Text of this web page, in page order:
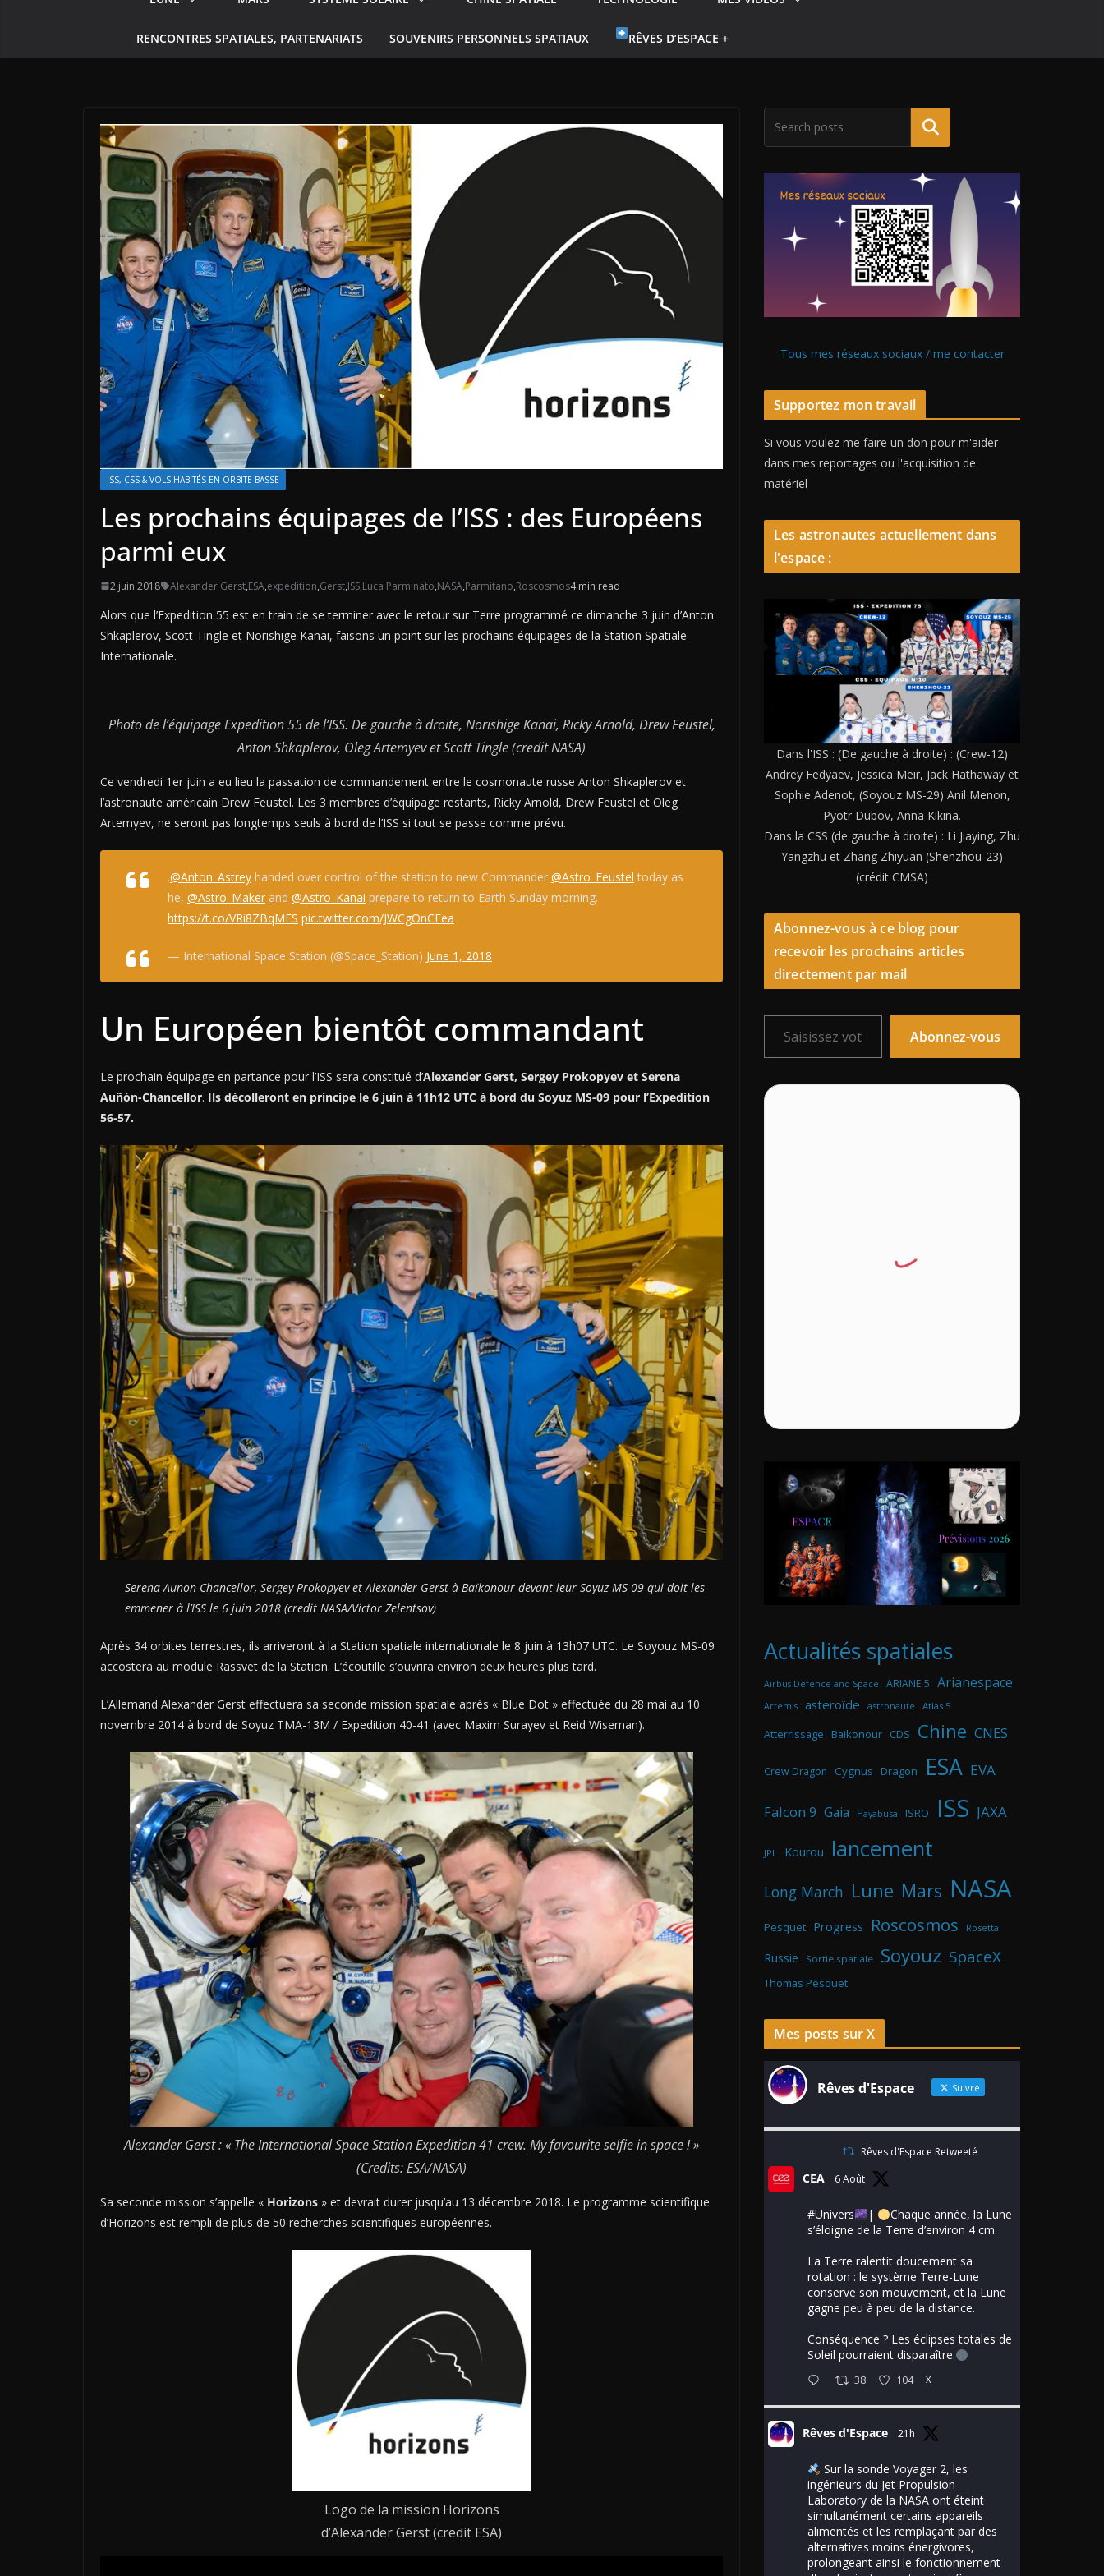
RENCONTRES SPATIALES, PARTENARIATS SOUVENIRS PERSONNELS SPATIAUX RÊVES D’ESPACE +
ISS, CSS & VOLS HABITÉS EN ORBITE BASSE
Les prochains équipages de l’ISS : des Européens
parmi eux
2 juin 2018 Alexander Gerst,ESA,expedition,Gerst,ISS,Luca Parminato,NASA,Parmitano,Roscosmos4 min read
Alors que l’Expedition 55 est en train de se terminer avec le retour sur Terre programmé ce dimanche 3 juin d’Anton
Shkaplerov, Scott Tingle et Norishige Kanai, faisons un point sur les prochains équipages de la Station Spatiale
Internationale.
Photo de l’équipage Expedition 55 de l’ISS. De gauche à droite, Norishige Kanai, Ricky Arnold, Drew Feustel,
Anton Shkaplerov, Oleg Artemyev et Scott Tingle (credit NASA)
Ce vendredi 1er juin a eu lieu la passation de commandement entre le cosmonaute russe Anton Shkaplerov et
l’astronaute américain Drew Feustel. Les 3 membres d’équipage restants, Ricky Arnold, Drew Feustel et Oleg
Artemyev, ne seront pas longtemps seuls à bord de l’ISS si tout se passe comme prévu.
.@Anton_Astrey handed over control of the station to new Commander @Astro_Feustel today as
he, @Astro_Maker and @Astro_Kanai prepare to return to Earth Sunday morning.
https://t.co/VRi8ZBqMES pic.twitter.com/JWCgOnCEea
— International Space Station (@Space_Station) June 1, 2018
Un Européen bientôt commandant
Le prochain équipage en partance pour l’ISS sera constitué d’Alexander Gerst, Sergey Prokopyev et Serena
Auñón-Chancellor. Ils décolleront en principe le 6 juin à 11h12 UTC à bord du Soyuz MS-09 pour l’Expedition
56-57.
Serena Aunon-Chancellor, Sergey Prokopyev et Alexander Gerst à Baïkonour devant leur Soyuz MS-09 qui doit les
emmener à l’ISS le 6 juin 2018 (credit NASA/Victor Zelentsov)
Après 34 orbites terrestres, ils arriveront à la Station spatiale internationale le 8 juin à 13h07 UTC. Le Soyouz MS-09
accostera au module Rassvet de la Station. L’écoutille s’ouvrira environ deux heures plus tard.
L’Allemand Alexander Gerst effectuera sa seconde mission spatiale après « Blue Dot » effectuée du 28 mai au 10
novembre 2014 à bord de Soyuz TMA-13M / Expedition 40-41 (avec Maxim Surayev et Reid Wiseman).
Alexander Gerst : « The International Space Station Expedition 41 crew. My favourite selfie in space ! »
(Credits: ESA/NASA)
Sa seconde mission s’appelle « Horizons » et devrait durer jusqu’au 13 décembre 2018. Le programme scientifique
d’Horizons est rempli de plus de 50 recherches scientifiques européennes.
Logo de la mission Horizons
d’Alexander Gerst (credit ESA)
Tous mes réseaux sociaux / me contacter
Supportez mon travail
Si vous voulez me faire un don pour m'aider
dans mes reportages ou l'acquisition de
matériel
Les astronautes actuellement dans
l'espace :
Dans l'ISS : (De gauche à droite) : (Crew-12)
Andrey Fedyaev, Jessica Meir, Jack Hathaway et
Sophie Adenot, (Soyouz MS-29) Anil Menon,
Pyotr Dubov, Anna Kikina.
Dans la CSS (de gauche à droite) : Li Jiaying, Zhu
Yangzhu et Zhang Zhiyuan (Shenzhou-23)
(crédit CMSA)
Abonnez-vous à ce blog pour
recevoir les prochains articles
directement par mail
Saisissez votre adresse e-mail…
Abonnez-vous
Actualités spatiales
Airbus Defence and Space ARIANE 5 Arianespace
Artemis asteroïde astronaute Atlas 5
Atterrissage Baikonour CDS Chine CNES
Crew Dragon Cygnus Dragon ESA EVA
Falcon 9 Gaia Hayabusa ISRO ISS JAXA
JPL Kourou lancement
Long March Lune Mars NASA
Pesquet Progress Roscosmos Rosetta
Russie Sortie spatiale Soyouz SpaceX
Thomas Pesquet
Mes posts sur X
Rêves d'Espace Suivre
Rêves d'Espace Retweeté
CEA 6 Août
#Univers |
Chaque année, la Lune
s’éloigne de la Terre d’environ 4 cm.
La Terre ralentit doucement sa
rotation : le système Terre-Lune
conserve son mouvement, et la Lune
gagne peu à peu de la distance.
Conséquence ? Les éclipses totales de
Soleil pourraient disparaître.
38 104 X
Rêves d'Espace 21h
Sur la sonde Voyager 2, les
ingénieurs du Jet Propulsion
Laboratory de la NASA ont éteint
simultanément certains appareils
alimentés et les remplaçant par des
alternatives moins énergivores,
prolongeant ainsi le fonctionnement